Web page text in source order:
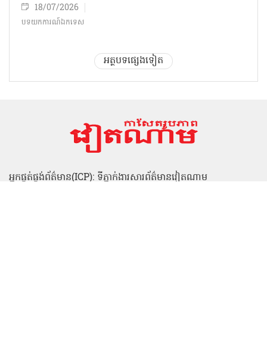
ជីវភាពរស់នៅរបស់ប្រជាជន​វៀតណាម
ដំណើរការ ៥០០ថ្ងៃយប់
យុទ្ធជនពលីមកកាន់ភូមិ
កំណើតវិញ
នៅកំពង់ផែ ញ៉ារ៉ុង (Nha
Rong)
បទយកការណ៍ឯកទេស